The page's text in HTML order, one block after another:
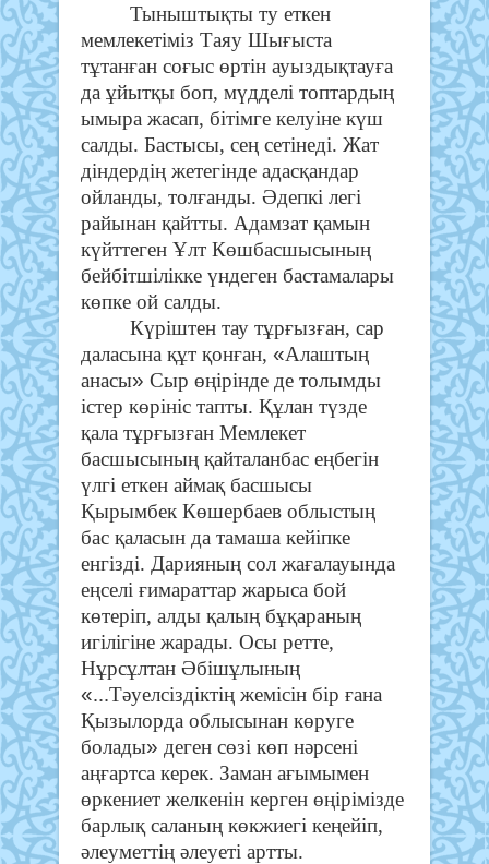
Тыныштықты ту еткен
мемлекетіміз Таяу Шығыста
тұтанған соғыс өртін ауыздықтауға
да ұйытқы боп, мүдделі топтардың
ымыра жасап, бітімге келуіне күш
салды. Бастысы, сең сетінеді. Жат
діндердің жетегінде адасқандар
ойланды, толғанды. Әдепкі легі
райынан қайтты. Адамзат қамын
күйттеген Ұлт Көшбасшысының
бейбітшілікке үндеген бастамалары
көпке ой салды.
Күріштен тау тұрғызған, сар
даласына құт қонған, «Алаштың
анасы» Сыр өңірінде де толымды
істер көрініс тапты. Құлан түзде
қала тұрғызған Мемлекет
басшысының қайталанбас еңбегін
үлгі еткен аймақ басшысы
Қырымбек Көшербаев облыстың
бас қаласын да тамаша кейіпке
енгізді. Дарияның сол жағалауында
еңселі ғимараттар жарыса бой
көтеріп, алды қалың бұқараның
игілігіне жарады. Осы ретте,
Нұрсұлтан Әбішұлының
«...Тәуелсіздіктің жемісін бір ғана
Қызылорда облысынан көруге
болады» деген сөзі көп нәрсені
аңғартса керек. Заман ағымымен
өркениет желкенін керген өңірімізде
барлық саланың көкжиегі кеңейіп,
әлеуметтің әлеуеті артты.